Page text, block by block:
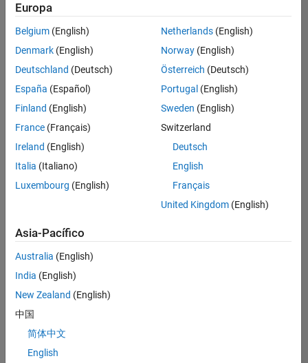
Guardar
empleos
seleccionados
No se
han
traducido
todos
los
empleos.
Busque
por
ubicación
todos
empleos
en su
zona.
Product Strategy Lead - Cloud & Ecosystem for Simulink
Europa
Belgium (English)
Denmark (English)
Deutschland (Deutsch)
España (Español)
Finland (English)
France (Français)
Ireland (English)
Italia (Italiano)
Luxembourg (English)
Netherlands(English)
Norway(English)
Österreich (Deutsch)
Portugal (English)
Sweden (English)
Switzerland
Deutsch
English
Français
United Kingdom(English)
Asia-Pacífico
Australia (English)
India (English)
New Zealand (English)
中国
简体中文
English